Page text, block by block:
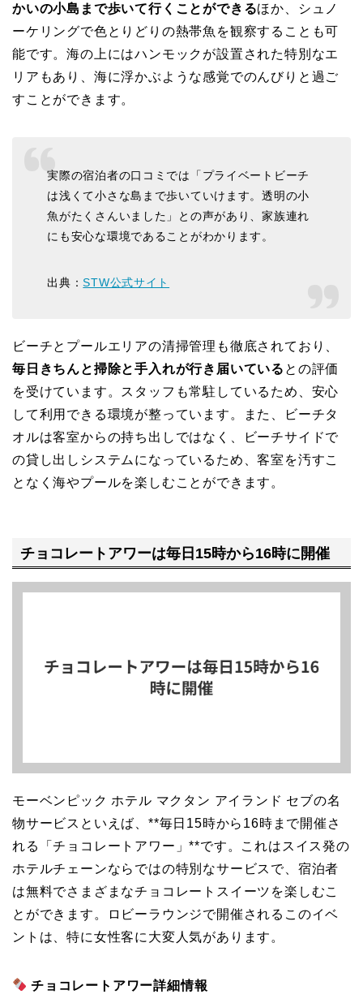
かいの小島まで歩いて行くことができるほか、シュノ
ーケリングで色とりどりの熱帯魚を観察することも可
能です。海の上にはハンモックが設置された特別なエ
リアもあり、海に浮かぶような感覚でのんびりと過ご
すことができます。
実際の宿泊者の口コミでは「プライベートビーチ
は浅くて小さな島まで歩いていけます。透明の小
魚がたくさんいました」との声があり、家族連れ
にも安心な環境であることがわかります。
出典：STW公式サイト
ビーチとプールエリアの清掃管理も徹底されており、
毎日きちんと掃除と手入れが行き届いている との評価
を受けています。スタッフも常駐しているため、安心
して利用できる環境が整っています。また、ビーチタ
オルは客室からの持ち出しではなく、ビーチサイドで
の貸し出しシステムになっているため、客室を汚すこ
となく海やプールを楽しむことができます。
チョコレートアワーは毎日15時から16時に開催
モーベンピック ホテル マクタン アイランド セブの名
物サービスといえば、**毎日15時から16時まで開催さ
れる「チョコレートアワー」**です。これはスイス発の
ホテルチェーンならではの特別なサービスで、宿泊者
は無料でさまざまなチョコレートスイーツを楽しむこ
とができます。ロビーラウンジで開催されるこのイベ
ントは、特に女性客に大変人気があります。
チョコレートアワー詳細情報